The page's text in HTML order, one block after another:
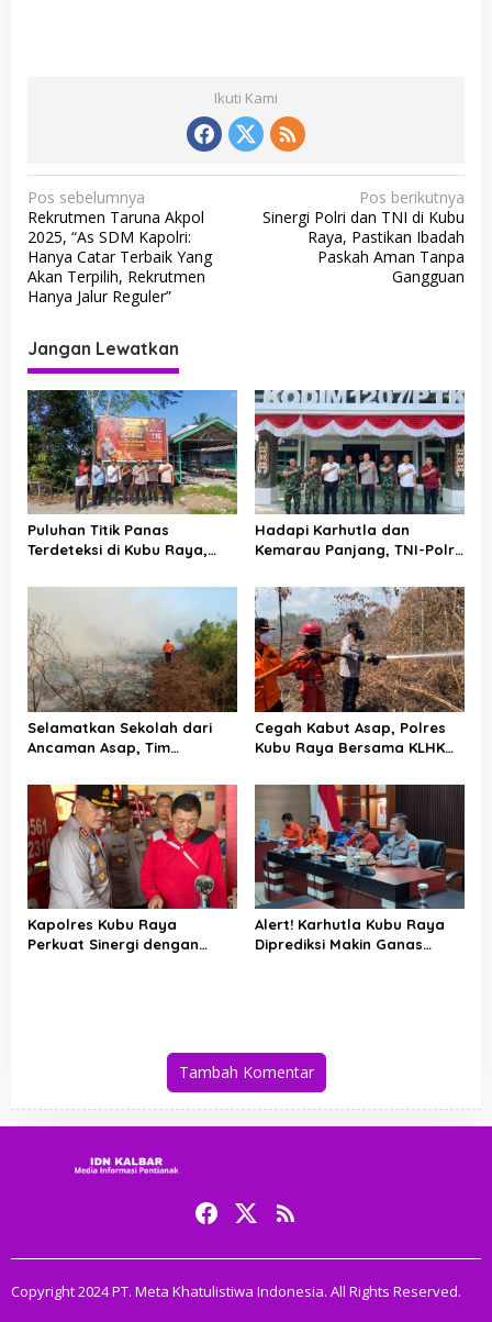
Ikuti Kami
N
a
v
i
a
s
i
p
o
s
Pos sebelumnya
Rekrutmen Taruna Akpol
2025, “As SDM Kapolri:
Hanya Catar Terbaik Yang
Akan Terpilih, Rekrutmen
Hanya Jalur Reguler”
Pos berikutnya
Sinergi Polri dan TNI di Kubu
Raya, Pastikan Ibadah
Paskah Aman Tanpa
Gangguan
Jangan Lewatkan
Puluhan Titik Panas
Terdeteksi di Kubu Raya,
Pencegahan Karhutla
Hadapi Karhutla dan
Kemarau Panjang, TNI-Polri
Raya
Selamatkan Sekolah dari
Ancaman Asap, Tim
Karhutla di Limbung Kubu
Raya
Cegah Kabut Asap, Polres
Kubu Raya Bersama KLHK
Titik Rawan Karhutla
Kapolres Kubu Raya
Perkuat Sinergi dengan
Alert! Karhutla Kubu Raya
Diprediksi Makin Ganas
Tambah Komentar
Copyright 2024 PT. Meta Khatulistiwa Indonesia. All Rights Reserved.